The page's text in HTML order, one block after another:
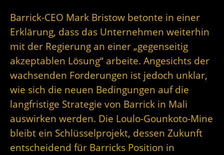
Barrick-CEO Mark Bristow betonte in einer
Erklärung, dass das Unternehmen weiterhin
mit der Regierung an einer „gegenseitig
akzeptablen Lösung“ arbeite. Angesichts der
wachsenden Forderungen ist jedoch unklar,
wie sich die neuen Bedingungen auf die
langfristige Strategie von Barrick in Mali
auswirken werden. Die Loulo-Gounkoto-Mine
bleibt ein Schlüsselprojekt, dessen Zukunft
entscheidend für Barricks Position in